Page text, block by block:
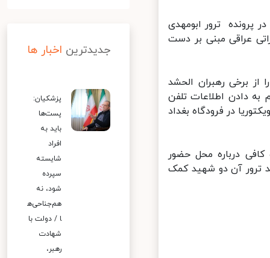
پرونده ترور ابومهدی
عراقی مبنی بر دست
برخی رهبران الحشد
دادن اطلاعات تلفن
در فرودگاه بغداد
درباره محل حضور
ترور آن دو شهید کمک
جدیدترین اخبار ها
پزشکیان:
پست‌ها
باید به
افراد
شایسته
سپرده
شود، نه
هم‌جناحی‌ه
ا / دولت با
شهادت
رهبر،